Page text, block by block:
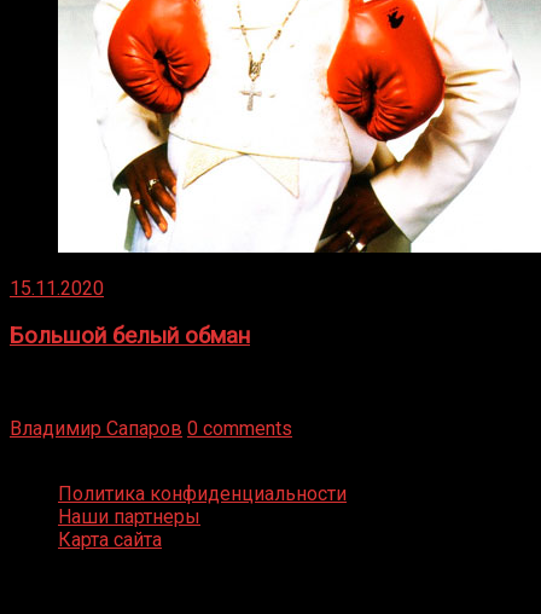
15.11.2020
Большой белый обман
Владимир Сапаров 0 comments
Политика конфиденциальности
Наши партнеры
Карта сайта